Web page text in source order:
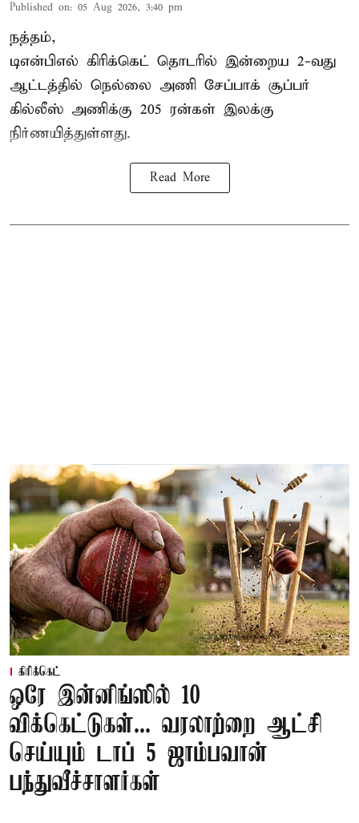
Published on: 05 Aug 2026, 3:40 pm
நத்தம்,
டிஎன்பிஎல் கிரிக்கெட் தொடரில் இன்றைய 2-வது
ஆட்டத்தில் நெல்லை அணி சேப்பாக் சூப்பர்
கில்லீஸ் அணிக்கு 205 ரன்கள் இலக்கு
நிர்ணயித்துள்ளது.
Read More
கிரிக்கெட்
ஒரே இன்னிங்ஸில் 10
விக்கெட்டுகள்... வரலாற்றை ஆட்சி
செய்யும் டாப் 5 ஜாம்பவான்
பந்துவீச்சாளர்கள்